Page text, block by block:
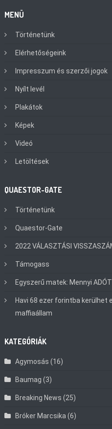
MENÜ
Történetünk
Elérhetőségeink
Impresszum és szerzői jogok
Nyílt levél
Plakátok
Képek
Videó
Letöltések
QUAESTOR-GATE
Történetünk
Quaestor-Gate
2022 VÁLASZTÁSI
Támogass
Egyszerű matek: Mennyi
Havi 68 ezer forintba kerülhet
maffiaállam
KATEGÓRIÁK
Agymosás (16)
Baumag (3)
Breaking News (25)
Bróker Marcsika (6)